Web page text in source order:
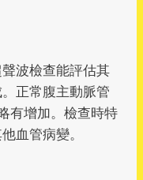
波檢查能評估其
正常腹主動脈管
有增加。檢查時特
血管病變。